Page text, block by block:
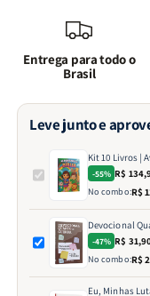
Entrega para todo o
Brasil
Leve junto e
Kit 10 Livros |
-55% R$
No combo:R$
Devocional
-47% R$
No combo:R$
Eu, Minhas